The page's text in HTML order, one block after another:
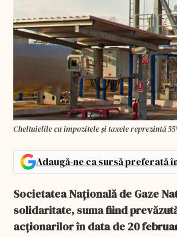
Cheltuielile cu impozitele şi taxele reprezintă
Adaugă-ne ca sursă preferată
Societatea Naţională de Gaze
solidaritate, suma fiind
acţionarilor în data de 20